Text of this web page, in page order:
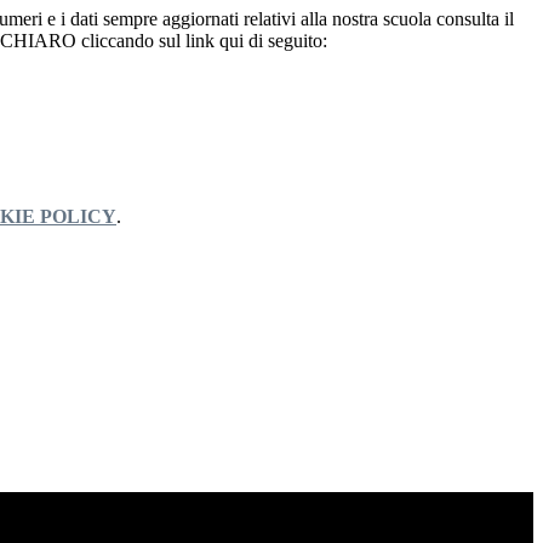
e i dati sempre aggiornati relativi alla nostra scuola consulta il
cliccando sul link qui di seguito:
POLICY.